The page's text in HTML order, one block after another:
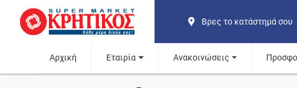
Βρες το κατάστημά σου
Αρχική Εταιρία Ανακοινώσεις